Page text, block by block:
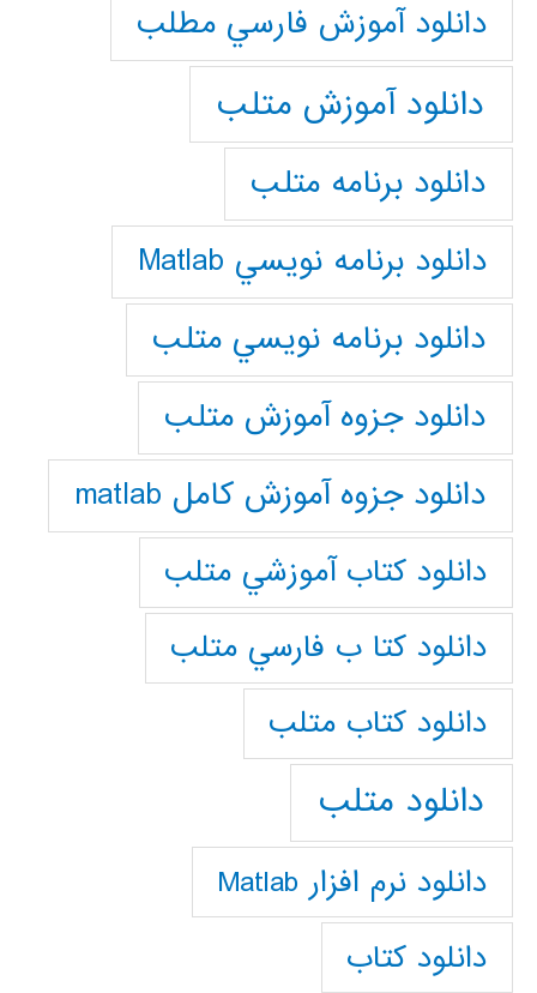
دانلود آموزش فارسي مطلب
دانلود آموزش متلب
دانلود برنامه متلب
دانلود برنامه نويسي Matlab
دانلود برنامه نويسي متلب
دانلود جزوه آموزش متلب
دانلود جزوه آموزش کامل matlab
دانلود كتاب آموزشي متلب
دانلود كتا ب فارسي متلب
دانلود كتاب متلب
دانلود متلب
دانلود نرم افزار Matlab
دانلود کتاب